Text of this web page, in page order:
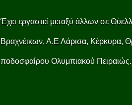
Έχει εργαστεί μεταξύ άλλων σε
Βραχνέικων, Α.Ε Λάρισα, Κέρκυρα,
ποδοσφαίρου Ολυμπιακού Πειραιώς.